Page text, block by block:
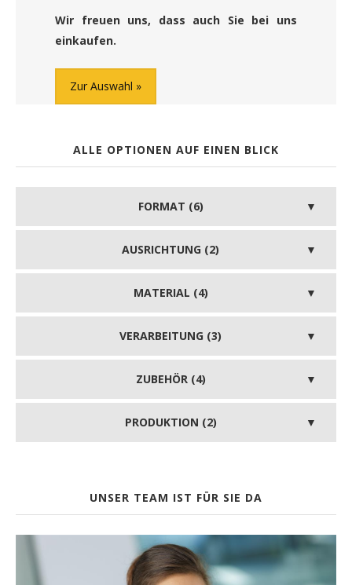
Wir freuen uns, dass auch Sie bei uns
einkaufen.
Zur Auswahl
ALLE OPTIONEN AUF EINEN BLICK
FORMAT (6)
AUSRICHTUNG (2)
MATERIAL (4)
VERARBEITUNG (3)
ZUBEHÖR (4)
PRODUKTION (2)
UNSER TEAM IST FÜR SIE DA